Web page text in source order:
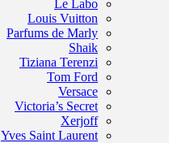
Le Labo
Louis Vuitton
Parfums de Marly
Shaik
Tiziana Terenzi
Tom Ford
Versace
Victoria’s Secret
Xerjoff
Yves Saint Laurent